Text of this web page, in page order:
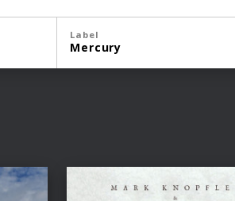
Label
Mercury